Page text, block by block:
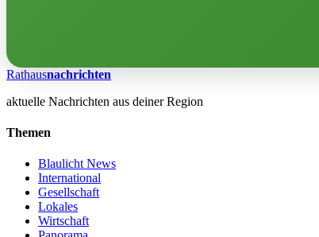
Rathausnachrichten
aktuelle Nachrichten aus deiner Region
Themen
Blaulicht News
International
Gesellschaft
Lokales
Wirtschaft